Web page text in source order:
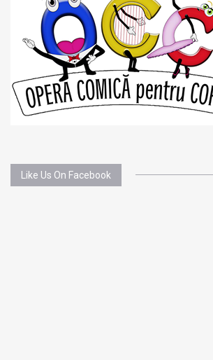
Like Us On Facebook